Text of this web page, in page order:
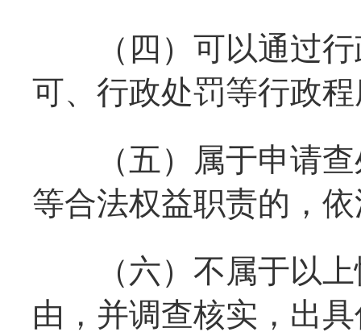
（四）可以通过行
可、行政处罚等行政
（五）属于申请查
等合法权益职责的，
（六）不属于以上
由，并调查核实，出